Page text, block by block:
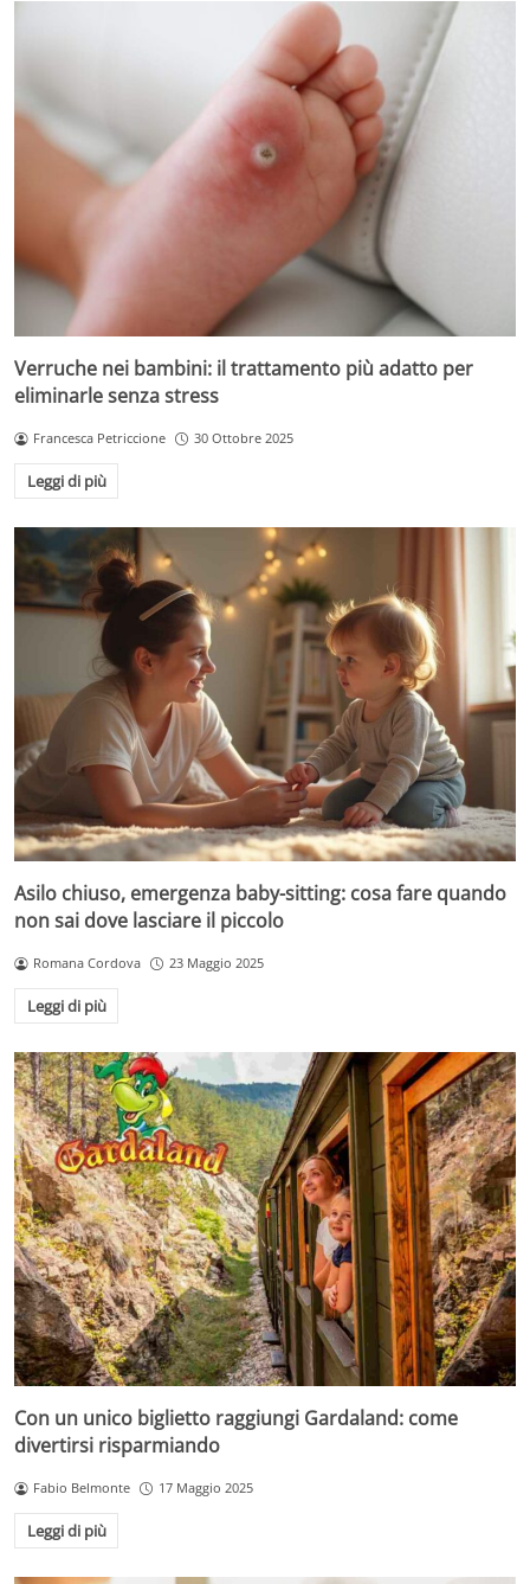
Verruche nei bambini: il trattamento più adatto per
eliminarle senza stress
Francesca Petriccione 30 Ottobre 2025
Leggi di più
Asilo chiuso, emergenza baby-sitting: cosa fare quando
non sai dove lasciare il piccolo
Romana Cordova 23 Maggio 2025
Leggi di più
Con un unico biglietto raggiungi Gardaland: come
divertirsi risparmiando
Fabio Belmonte 17 Maggio 2025
Leggi di più